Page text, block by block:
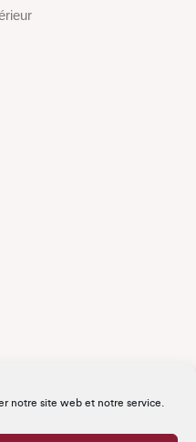
notre site web et notre service.